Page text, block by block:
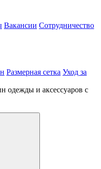
Вакансии Сотрудничество
Размерная сетка Уход за
одежды и аксессуаров с